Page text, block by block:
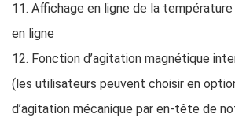
11. Affichage en ligne de la
en ligne
12. Fonction d’agitation magnétique
(les utilisateurs peuvent choisir en
d’agitation mécanique par en-tête de